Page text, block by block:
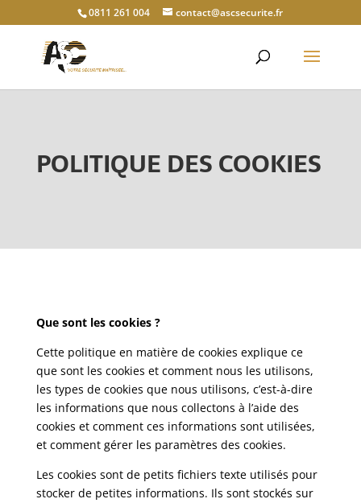
0811 261 004 contact@ascsecurite.fr
POLITIQUE DES COOKIES
Que sont les cookies ?
Cette politique en matière de cookies explique ce
que sont les cookies et comment nous les utilisons,
les types de cookies que nous utilisons, c’est-à-dire
les informations que nous collectons à l’aide des
cookies et comment ces informations sont utilisées,
et comment gérer les paramètres des cookies.
Les cookies sont de petits fichiers texte utilisés pour
stocker de petites informations. Ils sont stockés sur